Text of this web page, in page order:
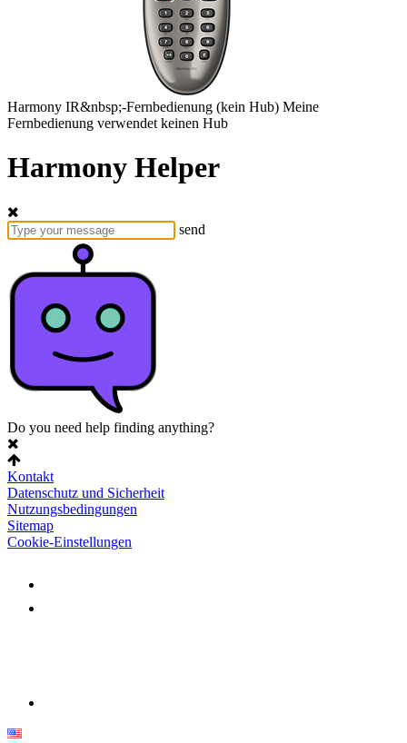
Harmony IR&nbsp;-Fernbedienung (kein Hub) Meine
Fernbedienung verwendet keinen Hub
Harmony Helper
send
Do you need help finding anything?
Kontakt
Datenschutz und Sicherheit
Nutzungsbedingungen
Sitemap
Cookie-Einstellungen